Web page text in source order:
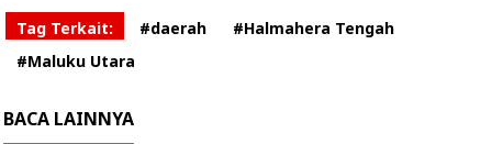
Tag Terkait: #daerah
#Halmahera Tengah
#Maluku Utara
BACA LAINNYA